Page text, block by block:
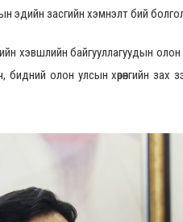
эдийн засгийн хэмнэлт бий
хэвшлийн байгууллагуудын олон
олон улсын хөрөнгийн зах